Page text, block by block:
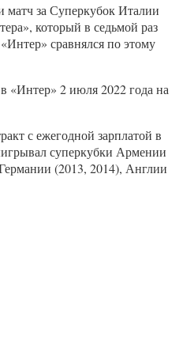
матч за Суперкубок Италии
который в седьмой раз
сравнялся по этому
«Интер» 2 июля 2022 года на
с ежегодной зарплатой в
суперкубки Армении
(2013, 2014), Англии